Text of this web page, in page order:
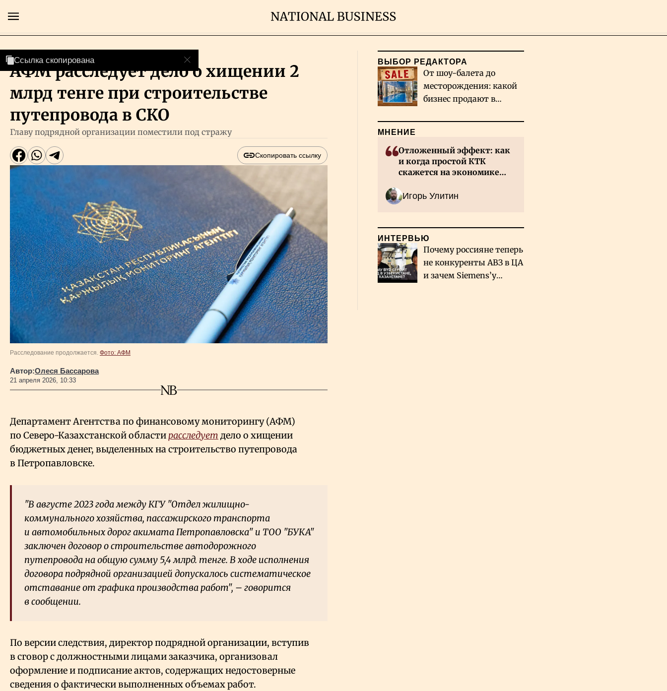
Главная
Экономика
Бизнес
Рынки
Технологии
Власть
Геополитика
Исследования
Люди
Life & Arts
О нас
Власть
АФМ расследует дело о хищении 2
млрд тенге при строительстве
путепровода в СКО
Главу подрядной организации поместили под стражу
Скопировать ссылку
Ссылка скопирована
Расследование продолжается. Фото: АФМ
Автор:Олеся Бассарова
21 апреля 2026, 10:33
Департамент Агентства по финансовому мониторингу (АФМ)
по Северо-Казахстанской области расследует дело о хищении
бюджетных денег, выделенных на строительство путепровода
в Петропавловске.
"В августе 2023 года между КГУ "Отдел жилищно-
коммунального хозяйства, пассажирского транспорта
и автомобильных дорог акимата Петропавловска" и ТОО "БУКА"
заключен договор о строительстве автодорожного
путепровода на общую сумму 5,4 млрд. тенге. В ходе исполнения
договора подрядной организацией допускалось систематическое
отставание от графика производства работ", – говорится
в сообщении.
По версии следствия, директор подрядной организации, вступив
в сговор с должностными лицами заказчика, организовал
оформление и подписание актов, содержащих недостоверные
сведения о фактически выполненных объемах работ.
ВЫБОР РЕДАКТОРА
От шоу-балета до
месторождения: какой
бизнес продают в
МНЕНИЕ
Отложенный эффект: как
и когда простой КТК
скажется на экономике
Игорь Улитин
ИНТЕРВЬЮ
Почему россияне теперь
не конкуренты АВЗ в ЦА
и зачем Siemens’у
Ссылка скопирована